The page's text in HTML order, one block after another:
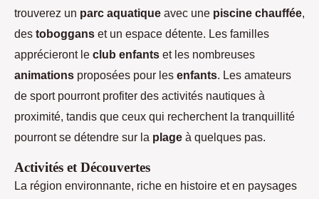
trouverez un parc aquatique avec une piscine chauffée,
des toboggans et un espace détente. Les familles
apprécieront le club enfants et les nombreuses
animations proposées pour les enfants. Les amateurs
de sport pourront profiter des activités nautiques à
proximité, tandis que ceux qui recherchent la tranquillité
pourront se détendre sur la plage à quelques pas.
Activités et Découvertes
La région environnante, riche en histoire et en paysages